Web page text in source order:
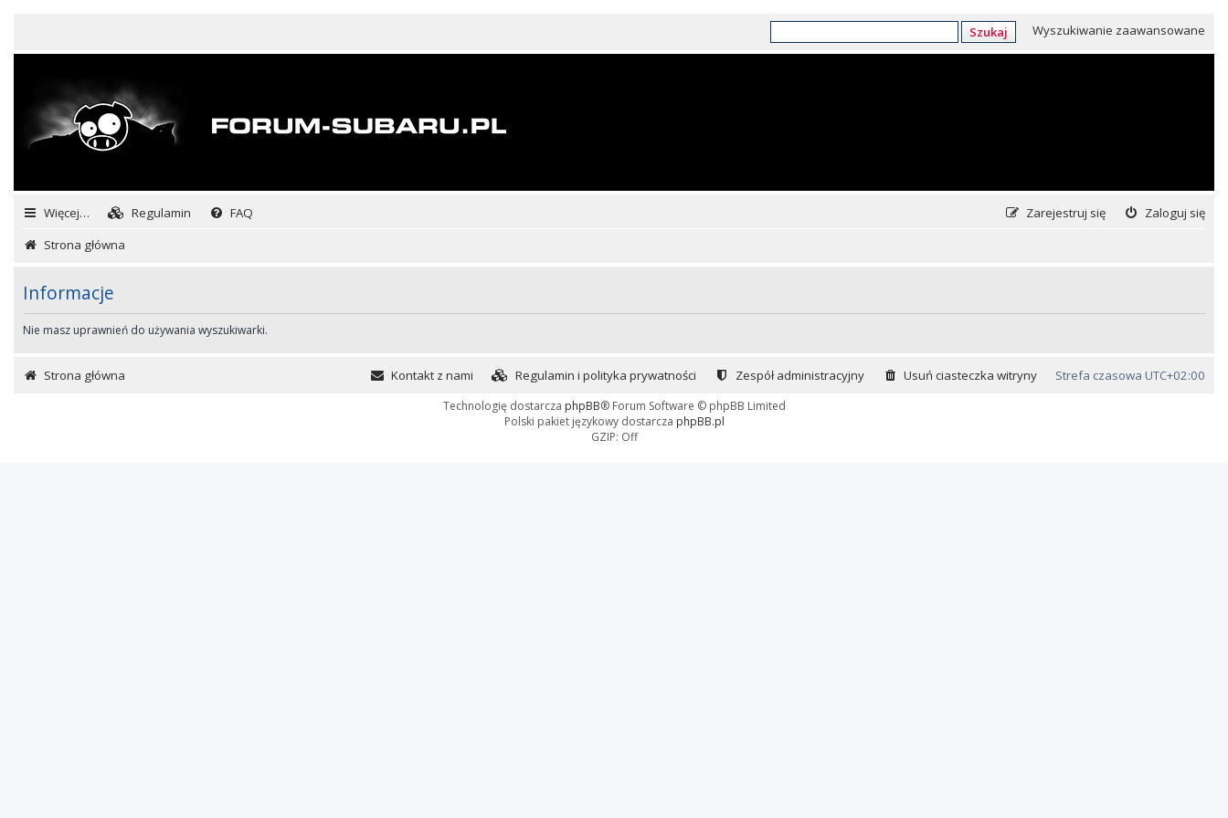
Szukaj Wyszukiwanie zaawansowane
Więcej… Regulamin FAQ Zaloguj się
Zarejestruj się
Strona główna
Informacje
Nie masz uprawnień do używania wyszukiwarki.
Strona główna Strefa czasowa UTC+02:00
Usuń ciasteczka witryny
Zespół administracyjny
Regulamin i polityka prywatności
Kontakt z nami
Technologię dostarcza phpBB® Forum Software © phpBB Limited
Polski pakiet językowy dostarcza phpBB.pl
GZIP: Off